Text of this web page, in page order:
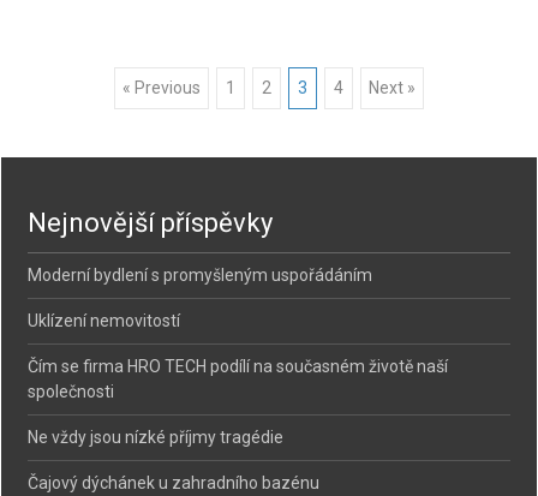
Posts
navigation
« Previous 1 2 3 4 Next »
Nejnovější příspěvky
Moderní bydlení s promyšleným uspořádáním
Uklízení nemovitostí
Čím se firma HRO TECH podílí na současném životě naší
společnosti
Ne vždy jsou nízké příjmy tragédie
Čajový dýchánek u zahradního bazénu